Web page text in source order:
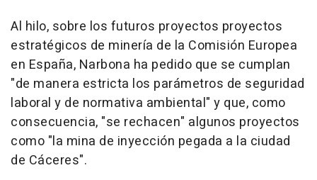
Al hilo, sobre los futuros proyectos proyectos
estratégicos de minería de la Comisión Europea
en España, Narbona ha pedido que se cumplan
"de manera estricta los parámetros de seguridad
laboral y de normativa ambiental" y que, como
consecuencia, "se rechacen" algunos proyectos
como "la mina de inyección pegada a la ciudad
de Cáceres".